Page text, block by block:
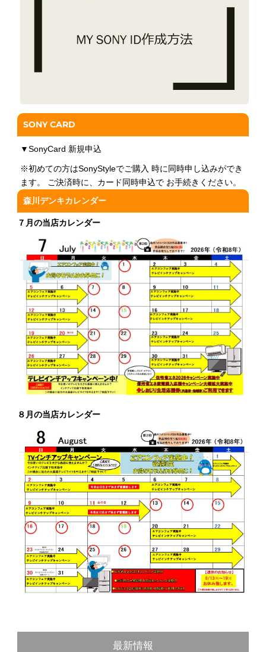
SONY CARD
▼SonyCard 新規申込
※初めての方はSonyStyleでご購入 時に同時申し込みができ
ます。 ご決済時に、カード同時申込で お手続きください。
森川デンキカレンダー
７月の当店カレンダー
８月の当店カレンダー
最新情報